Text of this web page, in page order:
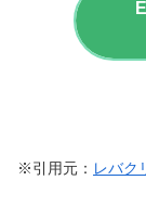
※引用元： レバク